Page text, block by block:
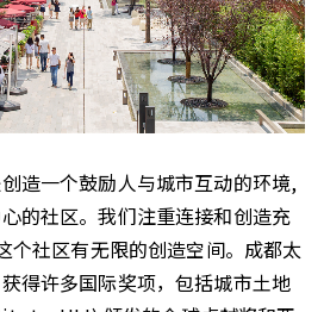
造一个鼓励人与城市互动的环境,
的社区。我们注重连接和创造充
个社区有无限的创造空间。成都太
得许多国际奖项，包括城市土地